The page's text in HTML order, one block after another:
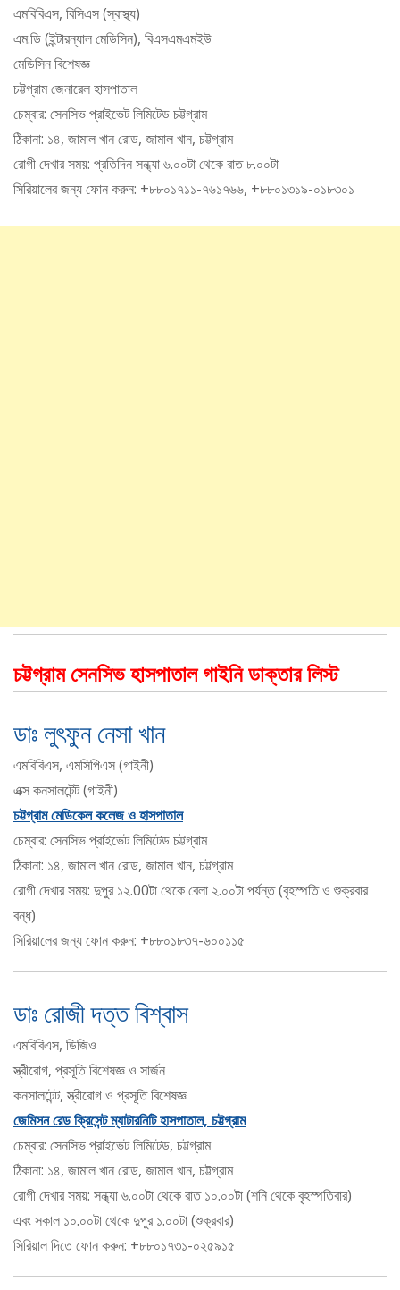
এমবিবিএস, বিসিএস (স্বাস্থ্য)
এম.ডি (ইন্টারন্যাল মেডিসিন), বিএসএমএমইউ
মেডিসিন বিশেষজ্ঞ
চট্টগ্রাম জেনারেল হাসপাতাল
চেম্বার: সেনসিভ প্রাইভেট লিমিটেড চট্টগ্রাম
ঠিকানা: ১৪, জামাল খান রোড, জামাল খান, চট্টগ্রাম
রোগী দেখার সময়: প্রতিদিন সন্ধ্যা ৬.০০টা থেকে রাত ৮.০০টা
সিরিয়ালের জন্য ফোন করুন: +৮৮০১৭১১-৭৬১৭৬৬, +৮৮০১৩১৯-০১৮৩০১
চট্টগ্রাম সেনসিভ হাসপাতাল গাইনি ডাক্তার লিস্ট
ডাঃ লুৎফুন নেসা খান
এমবিবিএস, এমসিপিএস (গাইনী)
এক্স কনসালটেন্ট (গাইনী)
চট্টগ্রাম মেডিকেল কলেজ ও হাসপাতাল
চেম্বার: সেনসিভ প্রাইভেট লিমিটেড চট্টগ্রাম
ঠিকানা: ১৪, জামাল খান রোড, জামাল খান, চট্টগ্রাম
রোগী দেখার সময়: দুপুর ১২.00টা থেকে বেলা ২.০০টা পর্যন্ত (বৃহস্পতি ও শুক্রবার
বন্ধ)
সিরিয়ালের জন্য ফোন করুন: +৮৮০১৮৩৭-৬০০১১৫
ডাঃ রোজী দত্ত বিশ্বাস
এমবিবিএস, ডিজিও
স্ত্রীরোগ, প্রসূতি বিশেষজ্ঞ ও সার্জন
কনসালটেন্ট, স্ত্রীরোগ ও প্রসূতি বিশেষজ্ঞ
জেমিসন রেড ক্রিসেন্ট ম্যাটারনিটি হাসপাতাল, চট্টগ্রাম
চেম্বার: সেনসিভ প্রাইভেট লিমিটেড, চট্টগ্রাম
ঠিকানা: ১৪, জামাল খান রোড, জামাল খান, চট্টগ্রাম
রোগী দেখার সময়: সন্ধ্যা ৬.০০টা থেকে রাত ১০.০০টা (শনি থেকে বৃহস্পতিবার)
এবং সকাল ১০.০০টা থেকে দুপুর ১.০০টা (শুক্রবার)
সিরিয়াল দিতে ফোন করুন: +৮৮০১৭৩১-০২৫৯১৫